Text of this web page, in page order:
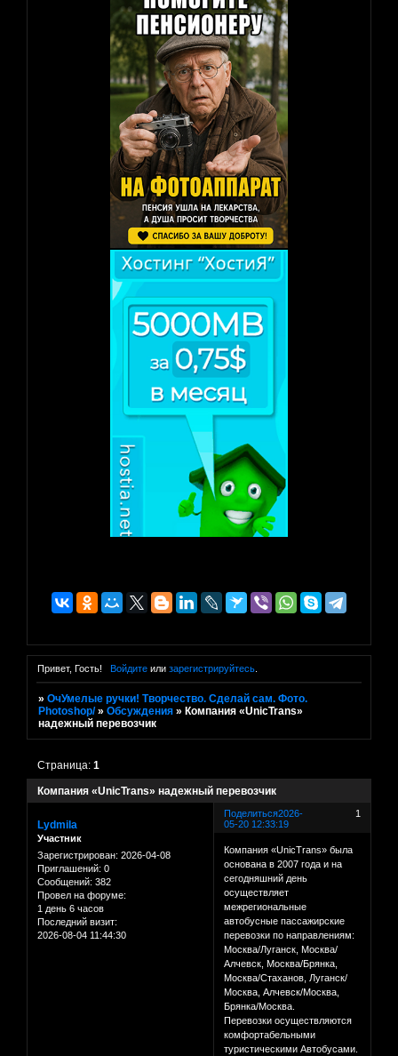
Привет, Гость! Войдитеили зарегистрируйтесь.
»ОчУмелые ручки! Творчество. Сделай сам. Фото.
Photoshop/ »Обсуждения » Компания «UnicTrans»
надежный перевозчик
Компания «UnicTrans» надежный перевозчик
Страница:1
Поделиться 1
2026-
05-20 12:33:19
Lydmila
Участник
Зарегистрирован: 2026-04-08
Приглашений: 0
Сообщений: 382
Провел на форуме:
1 день 6 часов
Последний визит:
2026-08-04 11:44:30
Компания «UnicTrans» была
основана в 2007 года и на
сегодняшний день
осуществляет
межрегиональные
автобусные пассажирские
перевозки по направлениям:
Москва/Луганск, Москва/
Алчевск, Москва/Брянка,
Москва/Стаханов, Луганск/
Москва, Алчевск/Москва,
Брянка/Москва.
Перевозки осуществляются
комфортабельными
туристическими Автобусами.